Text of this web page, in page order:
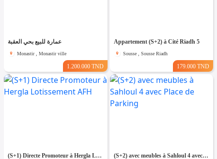
عمارة للبيع بحي العقبة
Monastir , Monastir ville
1.200.000 TND
Appartement (S+2) à Cité Riadh 5
Sousse , Sousse Riadh
179.000 TND
(S+1) Directe Promoteur à Hergla Lotissement AFH (S+2) avec meubles à Sahloul 4 avec Place de Parking